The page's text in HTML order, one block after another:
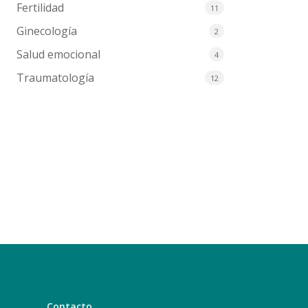
Fertilidad 11
Ginecología 2
Salud emocional 4
Traumatología 12